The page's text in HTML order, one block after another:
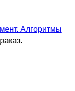
Алгоритмы